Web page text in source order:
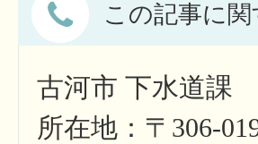
この記事に
古河市 下水道課
所在地：〒306-